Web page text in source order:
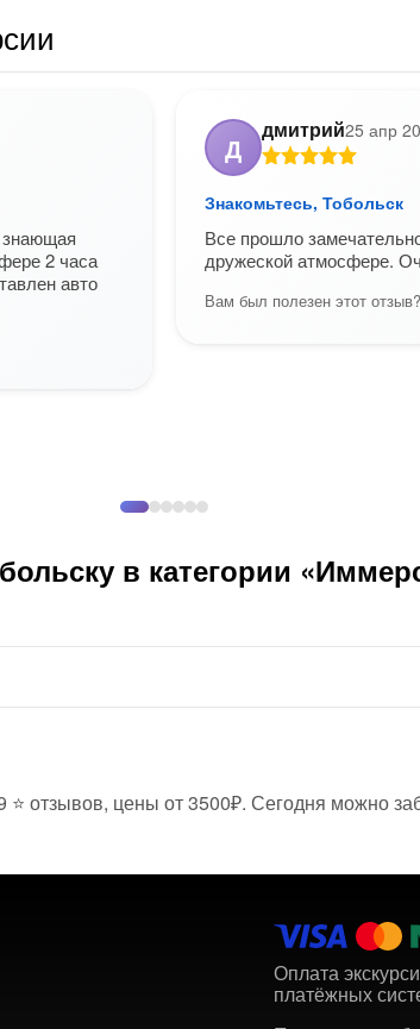
знающая
2 часа
авто
Д
дмитрий25 апр
Знакомьтесь, Тобольск
Все прошло
дружеской атмосфере.
Вам был полезен этот отзыв?
в категории
отзывов, цены от 3500₽. Сегодня можно
Оплата
платёжных